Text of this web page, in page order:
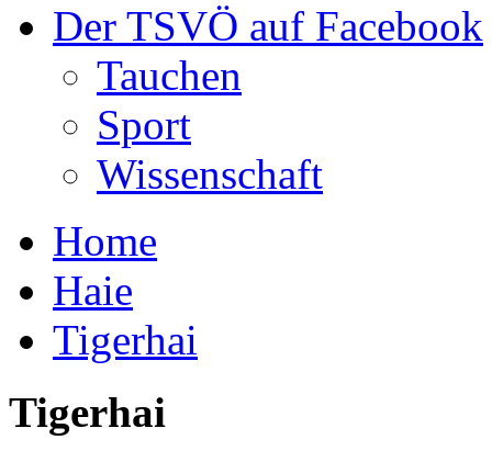
Der TSVÖ auf Facebook
Tauchen
Sport
Wissenschaft
Home
Haie
Tigerhai
Tigerhai